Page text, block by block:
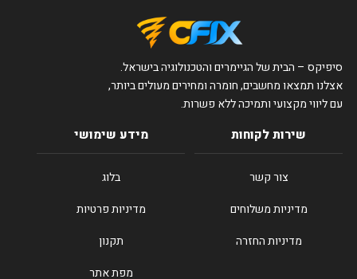
סיפיקס – הבית של הגיימרים והטכנולוגיה בישראל.
אצלנו תמצאו מחשבים, חומרה ומחירים מעולים ביותר,
עם ליווי מקצועי ותמיכה ללא פשרות.
שירות לקוחות
צור קשר
מדיניות משלוחים
מדיניות החזרה
מידע שימושי
בלוג
מדיניות פרטיות
תקנון
מפת אתר